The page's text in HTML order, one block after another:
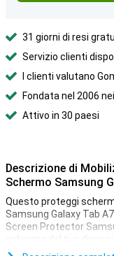
31 giorni di resi
Servizio clienti
I clienti valutano
Fondata nel 2006
Attivo in 30 paesi
Descrizione di
Schermo Samsung
Questo proteggi
Samsung Galaxy Tab
Screen Protector
schermo del tuo